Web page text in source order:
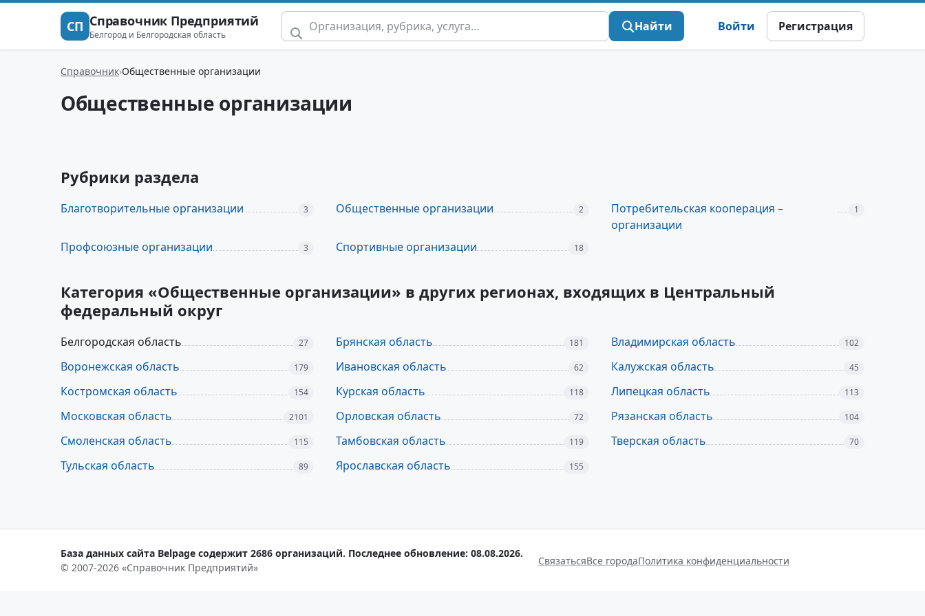
СП Справочник Предприятий
Белгород и Белгородская область
Найти Войти Регистрация
Справочник Общественные организации
Общественные организации
Рубрики раздела
Благотворительные организации 3 Общественные организации 2
Потребительская кооперация –
организации
1
Профсоюзные организации 3 Спортивные организации 18
Категория «Общественные организации» в других регионах, входящих в Центральный
федеральный округ
Белгородская область 27 Брянская область 181 Владимирская область 102
Воронежская область 179 Ивановская область 62 Калужская область 45
Костромская область 154 Курская область 118 Липецкая область 113
Московская область 2101 Орловская область 72 Рязанская область 104
Смоленская область 115 Тамбовская область 119 Тверская область 70
Тульская область 89 Ярославская область 155
База данных сайта Belpage содержит 2686 организаций. Последнее обновление: 08.08.2026.
© 2007-2026 «Справочник Предприятий»
СвязатьсяВсе городаПолитика конфиденциальности